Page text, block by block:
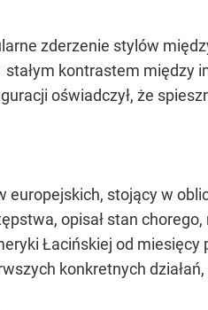
zderzenie stylów
kontrastem między
oświadczył, że
europejskich, stojący w
opisał stan
Łacińskiej od
konkretnych